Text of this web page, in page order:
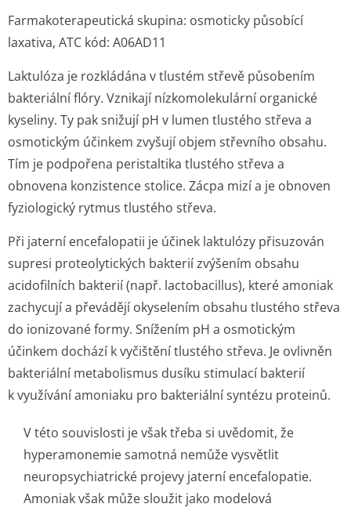
Farmakoterapeutická skupina: osmoticky působící
laxativa, ATC kód: A06AD11
Laktulóza je rozkládána v tlustém střevě působením
bakteriální flóry. Vznikají nízkomolekulární organické
kyseliny. Ty pak snižují pH v lumen tlustého střeva a
osmotickým účinkem zvyšují objem střevního obsahu.
Tím je podpořena peristaltika tlustého střeva a
obnovena konzistence stolice. Zácpa mizí a je obnoven
fyziologický rytmus tlustého střeva.
Při jaterní encefalopatii je účinek laktulózy přisuzován
supresi proteolytických bakterií zvýšením obsahu
acidofilních bakterií (např. lactobacillus), které amoniak
zachycují a převádějí okyselením obsahu tlustého střeva
do ionizované formy. Snížením pH a osmotickým
účinkem dochází k vyčištění tlustého střeva. Je ovlivněn
bakteriální metabolismus dusíku stimulací bakterií
k využívání amoniaku pro bakteriální syntézu proteinů.
V této souvislosti je však třeba si uvědomit, že
hyperamonemie samotná nemůže vysvětlit
neuropsychiatrické projevy jaterní encefalopatie.
Amoniak však může sloužit jako modelová